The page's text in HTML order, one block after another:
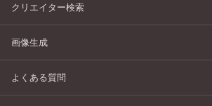
クリエイター検索
画像生成
よくある質問